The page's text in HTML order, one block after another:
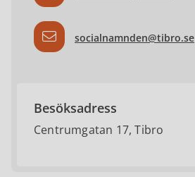
socialnamnden@tibro.se
Besöksadress
Centrumgatan 17, Tibro